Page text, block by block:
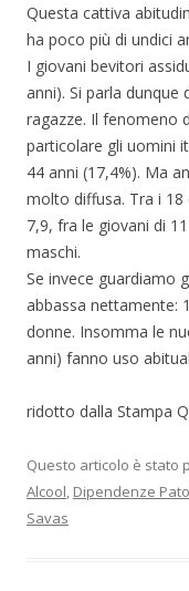
Questa cattiva
ha poco più di undici
I giovani bevitori
anni). Si parla dunque
ragazze. Il fenomeno
particolare gli uomini
44 anni (17,4%). Ma
molto diffusa. Tra i 18
7,9, fra le giovani di
maschi.
Se invece guardiamo
abbassa nettamente:
donne. Insomma le
anni) fanno uso
ridotto dalla Stampa
Questo articolo è stato
Alcool, Dipendenze
Savas